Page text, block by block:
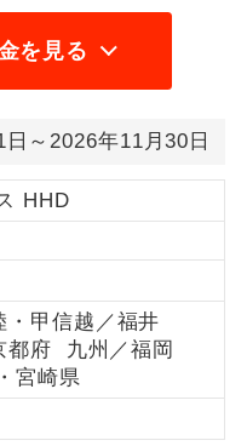
を見る
～2026年11月30日
HHD
甲信越／福井
都府 九州／福岡
宮崎県
くことができます。
可能な個人型プランで
定でご参加いただけるコー
でも追加料金がかからない
ご参加いただけるコースで